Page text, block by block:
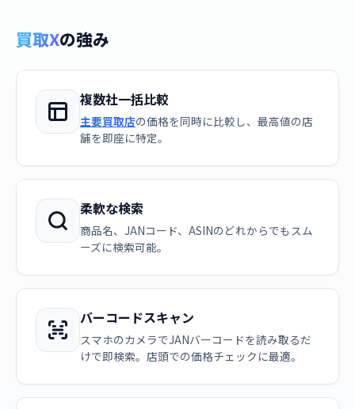
買取Xの強み
複数社一括比較
主要買取店の価格を同時に比較し、最高値の店
舗を即座に特定。
柔軟な検索
商品名、JANコード、ASINのどれからでもスム
ーズに検索可能。
バーコードスキャン
スマホのカメラでJANバーコードを読み取るだ
けで即検索。店頭での価格チェックに最適。